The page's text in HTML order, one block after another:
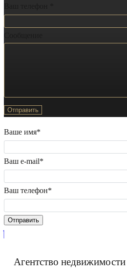
Ваше имя*
Ваш e-mail*
Ваш телефон*
Агентство